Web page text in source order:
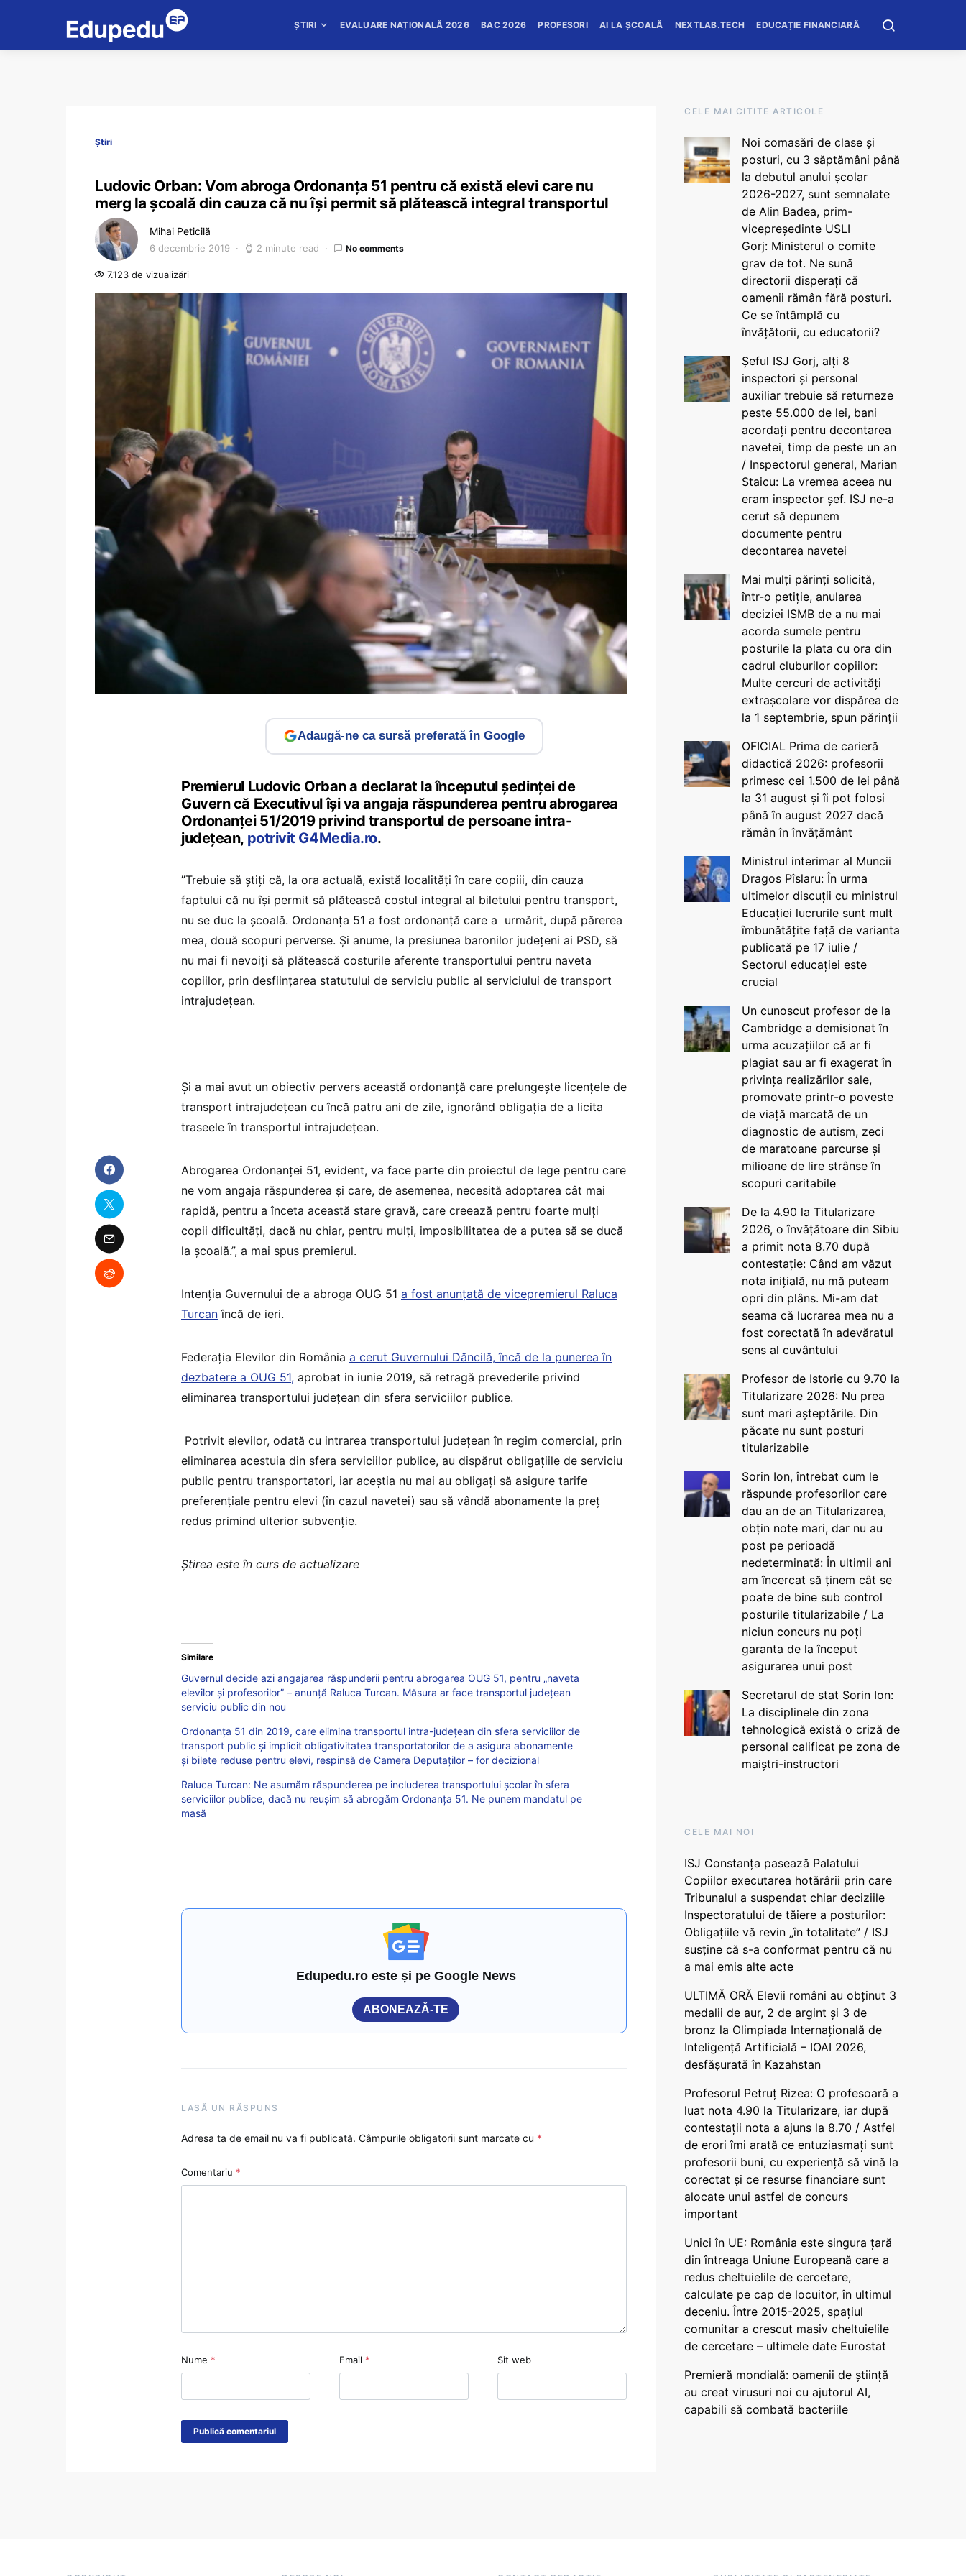
ȘTIRI EVALUARE NAȚIONALĂ 2026 BAC 2026 PROFESORI AI LA ȘCOALĂ NEXTLAB.TECH EDUCAȚIE FINANCIARĂ
Știri
Ludovic Orban: Vom abroga Ordonanța 51 pentru că există elevi care nu
merg la școală din cauza că nu își permit să plătească integral transportul
Mihai Peticilă
6 decembrie 2019 2 minute read No comments
7.123 de vizualizări
Adaugă-ne ca sursă preferată în Google
Premierul Ludovic Orban a declarat la începutul ședinței de
Guvern că Executivul își va angaja răspunderea pentru abrogarea
Ordonanței 51/2019 privind transportul de persoane intra-
județean, potrivit G4Media.ro.
”Trebuie să știți că, la ora actuală, există localități în care copiii, din cauza
faptului că nu își permit să plătească costul integral al biletului pentru transport,
nu se duc la școală. Ordonanța 51 a fost ordonanță care a urmărit, după părerea
mea, două scopuri perverse. Și anume, la presiunea baronilor județeni ai PSD, să
nu mai fi nevoiţi să plătească costurile aferente transportului pentru naveta
copiilor, prin desființarea statutului de serviciu public al serviciului de transport
intrajudețean.
Și a mai avut un obiectiv pervers această ordonanță care prelungește licențele de
transport intrajudețean cu încă patru ani de zile, ignorând obligația de a licita
traseele în transportul intrajudețean.
Abrogarea Ordonanței 51, evident, va face parte din proiectul de lege pentru care
ne vom angaja răspunderea și care, de asemenea, necesită adoptarea cât mai
rapidă, pentru a înceta această stare gravă, care creează pentru foarte mulţi
copii dificultăți, dacă nu chiar, pentru mulți, imposibilitatea de a putea să se ducă
la școală.”, a mai spus premierul.
Intenția Guvernului de a abroga OUG 51 a fost anunțată de vicepremierul Raluca
Turcan încă de ieri.
Federația Elevilor din România a cerut Guvernului Dăncilă, încă de la punerea în
dezbatere a OUG 51, aprobat in iunie 2019, să retragă prevederile privind
eliminarea transportului județean din sfera serviciilor publice.
Potrivit elevilor, odată cu intrarea transportului județean în regim comercial, prin
eliminarea acestuia din sfera serviciilor publice, au dispărut obligațiile de serviciu
public pentru transportatori, iar aceștia nu mai au obligați să asigure tarife
preferențiale pentru elevi (în cazul navetei) sau să vândă abonamente la preț
redus primind ulterior subvenție.
Știrea este în curs de actualizare
Similare
Guvernul decide azi angajarea răspunderii pentru abrogarea OUG 51, pentru „naveta
elevilor și profesorilor” – anunță Raluca Turcan. Măsura ar face transportul județean
serviciu public din nou
Ordonanţa 51 din 2019, care elimina transportul intra-judeţean din sfera serviciilor de
transport public şi implicit obligativitatea transportatorilor de a asigura abonamente
şi bilete reduse pentru elevi, respinsă de Camera Deputaţilor – for decizional
Raluca Turcan: Ne asumăm răspunderea pe includerea transportului școlar în sfera
serviciilor publice, dacă nu reușim să abrogăm Ordonanța 51. Ne punem mandatul pe
masă
Edupedu.ro este și pe Google News
ABONEAZĂ-TE
LASĂ UN RĂSPUNS
Adresa ta de email nu va fi publicată. Câmpurile obligatorii sunt marcate cu *
Comentariu *
Nume * Email * Sit web
CELE MAI CITITE ARTICOLE
Noi comasări de clase și
posturi, cu 3 săptămâni până
la debutul anului școlar
2026-2027, sunt semnalate
de Alin Badea, prim-
vicepreședinte USLI
Gorj: Ministerul o comite
grav de tot. Ne sună
directorii disperați că
oamenii rămân fără posturi.
Ce se întâmplă cu
învățătorii, cu educatorii?
Șeful ISJ Gorj, alți 8
inspectori și personal
auxiliar trebuie să returneze
peste 55.000 de lei, bani
acordați pentru decontarea
navetei, timp de peste un an
/ Inspectorul general, Marian
Staicu: La vremea aceea nu
eram inspector șef. ISJ ne-a
cerut să depunem
documente pentru
decontarea navetei
Mai mulți părinți solicită,
într-o petiție, anularea
deciziei ISMB de a nu mai
acorda sumele pentru
posturile la plata cu ora din
cadrul cluburilor copiilor:
Multe cercuri de activități
extrașcolare vor dispărea de
la 1 septembrie, spun părinții
OFICIAL Prima de carieră
didactică 2026: profesorii
primesc cei 1.500 de lei până
la 31 august și îi pot folosi
până în august 2027 dacă
rămân în învățământ
Ministrul interimar al Muncii
Dragos Pîslaru: În urma
ultimelor discuții cu ministrul
Educației lucrurile sunt mult
îmbunătățite față de varianta
publicată pe 17 iulie /
Sectorul educației este
crucial
Un cunoscut profesor de la
Cambridge a demisionat în
urma acuzațiilor că ar fi
plagiat sau ar fi exagerat în
privința realizărilor sale,
promovate printr-o poveste
de viață marcată de un
diagnostic de autism, zeci
de maratoane parcurse și
milioane de lire strânse în
scopuri caritabile
De la 4.90 la Titularizare
2026, o învățătoare din Sibiu
a primit nota 8.70 după
contestație: Când am văzut
nota inițială, nu mă puteam
opri din plâns. Mi-am dat
seama că lucrarea mea nu a
fost corectată în adevăratul
sens al cuvântului
Profesor de Istorie cu 9.70 la
Titularizare 2026: Nu prea
sunt mari așteptările. Din
păcate nu sunt posturi
titularizabile
Sorin Ion, întrebat cum le
răspunde profesorilor care
dau an de an Titularizarea,
obțin note mari, dar nu au
post pe perioadă
nedeterminată: În ultimii ani
am încercat să ținem cât se
poate de bine sub control
posturile titularizabile / La
niciun concurs nu poți
garanta de la început
asigurarea unui post
Secretarul de stat Sorin Ion:
La disciplinele din zona
tehnologică există o criză de
personal calificat pe zona de
maiștri-instructori
CELE MAI NOI
ISJ Constanța pasează Palatului
Copiilor executarea hotărârii prin care
Tribunalul a suspendat chiar deciziile
Inspectoratului de tăiere a posturilor:
Obligațiile vă revin „în totalitate” / ISJ
susține că s-a conformat pentru că nu
a mai emis alte acte
ULTIMĂ ORĂ Elevii români au obținut 3
medalii de aur, 2 de argint și 3 de
bronz la Olimpiada Internațională de
Inteligență Artificială – IOAI 2026,
desfășurată în Kazahstan
Profesorul Petruț Rizea: O profesoară a
luat nota 4.90 la Titularizare, iar după
contestații nota a ajuns la 8.70 / Astfel
de erori îmi arată ce entuziasmați sunt
profesorii buni, cu experiență să vină la
corectat și ce resurse financiare sunt
alocate unui astfel de concurs
important
Unici în UE: România este singura țară
din întreaga Uniune Europeană care a
redus cheltuielile de cercetare,
calculate pe cap de locuitor, în ultimul
deceniu. Între 2015-2025, spațiul
comunitar a crescut masiv cheltuielile
de cercetare – ultimele date Eurostat
Premieră mondială: oamenii de știință
au creat virusuri noi cu ajutorul AI,
capabili să combată bacteriile